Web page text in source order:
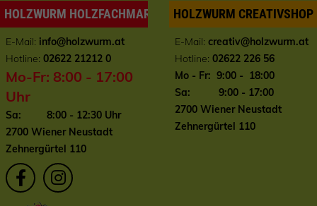
HOLZWURM HOLZFACHMARKT
E-Mail: info@holzwurm.at
Hotline: 02622 21212 0
Mo-Fr: 8:00 - 17:00
Uhr
Sa: 8:00 - 12:30 Uhr
2700 Wiener Neustadt
Zehnergürtel 110
HOLZWURM CREATIVSHOP
E-Mail: creativ@holzwurm.at
Hotline: 02622 226 56
Mo - Fr: 9:00 - 18:00
Sa: 9:00 - 17:00
2700 Wiener Neustadt
Zehnergürtel 110